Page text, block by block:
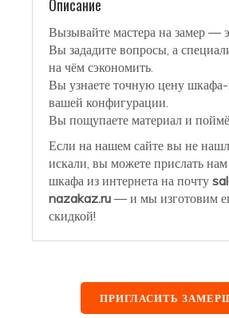
Описание
Вызывайте мастера на замер —
Вы зададите вопросы, а
на чём сэкономить.
Вы узнаете точную цену
вашей конфигурации.
Вы пощупаете материал и
Если на нашем сайте вы не
искали, вы можете прислать
шкафа из интернета на почту
nazakaz.ru — и мы изготовим
скидкой!
ПРИГЛАСИТЬ